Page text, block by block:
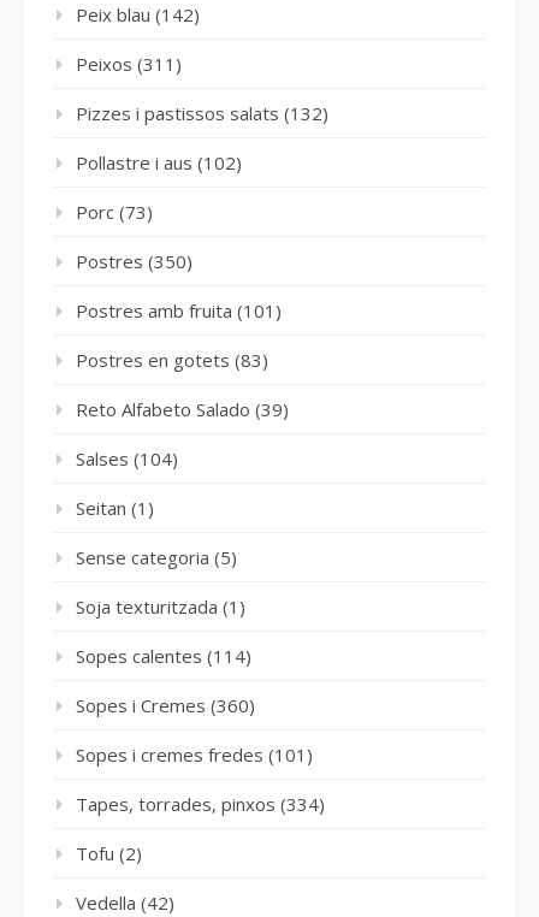
Peix blau (142)
Peixos (311)
Pizzes i pastissos salats (132)
Pollastre i aus (102)
Porc (73)
Postres (350)
Postres amb fruita (101)
Postres en gotets (83)
Reto Alfabeto Salado (39)
Salses (104)
Seitan (1)
Sense categoria (5)
Soja texturitzada (1)
Sopes calentes (114)
Sopes i Cremes (360)
Sopes i cremes fredes (101)
Tapes, torrades, pinxos (334)
Tofu (2)
Vedella (42)